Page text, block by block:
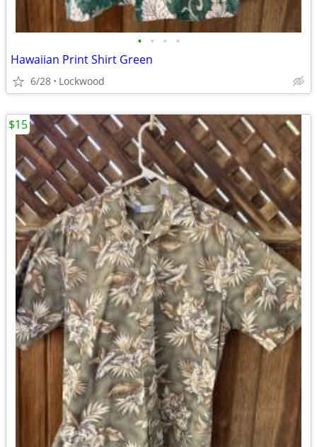
• • • •
Hawaiian Print Shirt Green
6/28 Lockwood
$15